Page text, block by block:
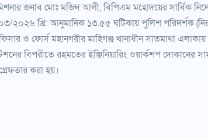
জনাব মোঃ মজিদ আলী, বিপিএম মহোদয়ের সার্বিক
২০২৬ খ্রি: আনুমানিক ১৩.৫৫ ঘটিকায় পুলিশ পরিদর্শক
ও ফোর্স মহানগরীর মাহিগঞ্জ থানাধীন সাতমাথা
বিপরীতে রহমতের ইঞ্জিনিয়ারিং ওয়ার্কশপ দোকানের
করা হয়।